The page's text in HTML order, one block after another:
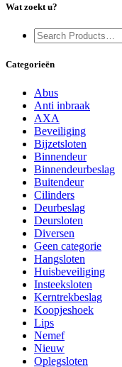
Wat zoekt u?
Categorieën
Abus
Anti inbraak
AXA
Beveiliging
Bijzetsloten
Binnendeur
Binnendeurbeslag
Buitendeur
Cilinders
Deurbeslag
Deursloten
Diversen
Geen categorie
Hangsloten
Huisbeveiliging
Insteeksloten
Kerntrekbeslag
Koopjeshoek
Lips
Nemef
Nieuw
Oplegsloten